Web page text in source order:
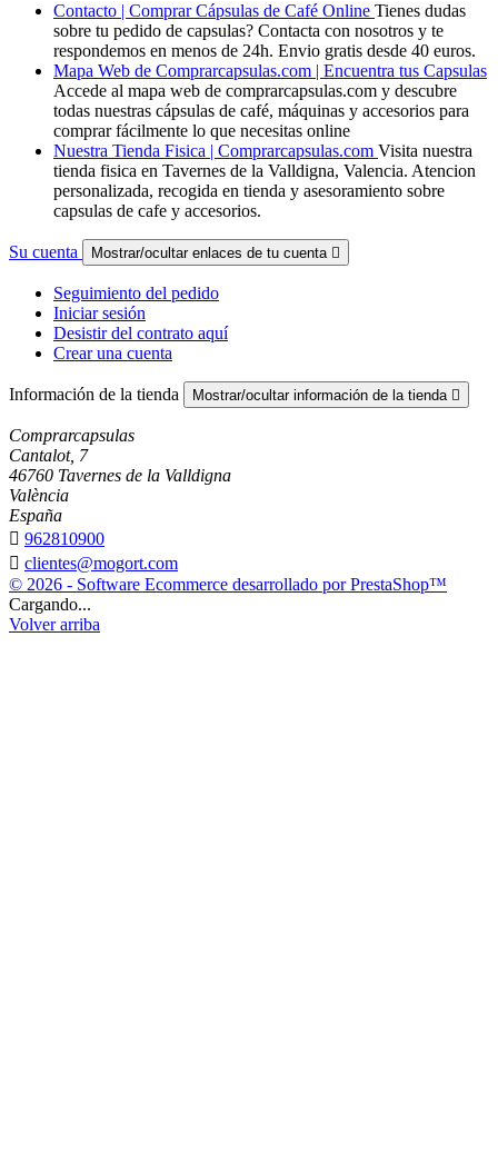
Contacto | Comprar Cápsulas de Café Online Tienes dudas
sobre tu pedido de capsulas? Contacta con nosotros y te
respondemos en menos de 24h. Envio gratis desde 40 euros.
Mapa Web de Comprarcapsulas.com | Encuentra tus Capsulas
Accede al mapa web de comprarcapsulas.com y descubre
todas nuestras cápsulas de café, máquinas y accesorios para
comprar fácilmente lo que necesitas online
Nuestra Tienda Fisica | Comprarcapsulas.com Visita nuestra
tienda fisica en Tavernes de la Valldigna, Valencia. Atencion
personalizada, recogida en tienda y asesoramiento sobre
capsulas de cafe y accesorios.
Su cuenta Mostrar/ocultar enlaces de tu cuenta 
Seguimiento del pedido
Iniciar sesión
Desistir del contrato aquí
Crear una cuenta
Información de la tienda Mostrar/ocultar información de la tienda 
Comprarcapsulas
Cantalot, 7
46760 Tavernes de la Valldigna
València
España
 962810900
 clientes@mogort.com
© 2026 - Software Ecommerce desarrollado por PrestaShop™
Cargando...
Volver arriba